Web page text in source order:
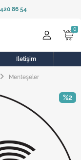
86 54
İletişim
Menteşeler
%2